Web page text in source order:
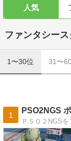
人気
ファンタシー
1〜30位 31〜
1
PSO2NGS